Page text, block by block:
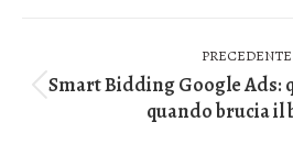
tra
PRECEDENTE
Post
Smart Bidding Google Ads:
quando brucia il